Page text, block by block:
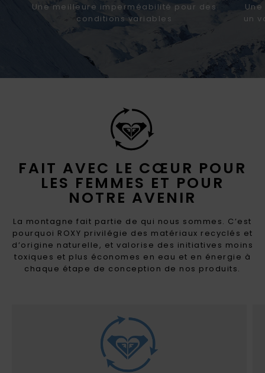
FAIT AVEC LE CŒUR POUR
LES FEMMES ET POUR
NOTRE AVENIR
La montagne fait partie de qui nous sommes. C’est
pourquoi ROXY privilégie des matériaux recyclés et
d’origine naturelle, et valorise des initiatives moins
toxiques et plus économes en eau et en énergie à
chaque étape de conception de nos produits.
Une meilleure imperméabilité pour des
conditions variables
un